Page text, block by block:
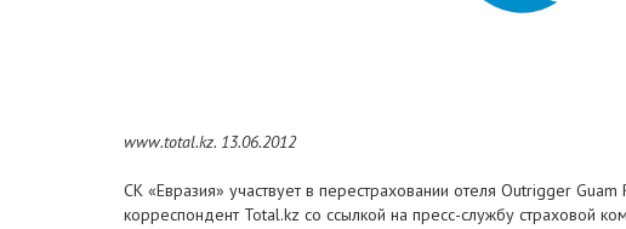
www.total.kz. 13.06.2012
СК «Евразия» участвует в перестраховании отеля Outrigger
корреспондент Total.kz со ссылкой на пресс-службу страховой